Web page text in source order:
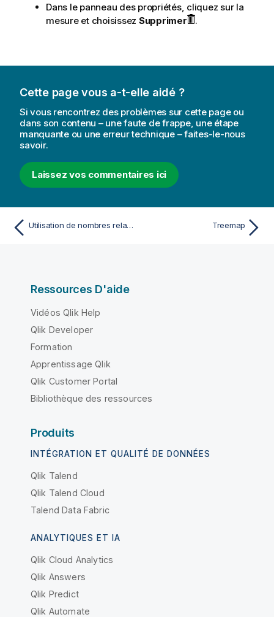
Dans le panneau des propriétés, cliquez sur la
mesure et choisissez Supprimer .
Cette page vous a-t-elle aidé ?
Si vous rencontrez des problèmes sur cette page ou
dans son contenu – une faute de frappe, une étape
manquante ou une erreur technique – faites-le-nous
savoir.
Laissez vos commentaires ici
Utilisation de nombres relatifs dans une table pour calculer la contribution Treemap
Ressources D'aide
Vidéos Qlik Help
Qlik Developer
Formation
Apprentissage Qlik
Qlik Customer Portal
Bibliothèque des ressources
Produits
INTÉGRATION ET QUALITÉ DE DONNÉES
Qlik Talend
Qlik Talend Cloud
Talend Data Fabric
ANALYTIQUES ET IA
Qlik Cloud Analytics
Qlik Answers
Qlik Predict
Qlik Automate